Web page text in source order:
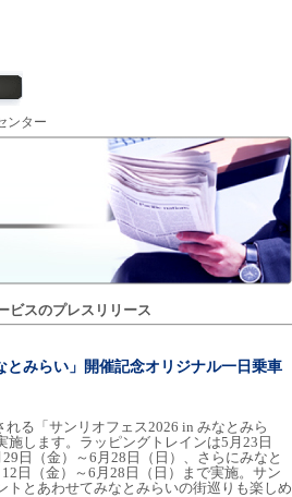
ンター
ビスのプレスリリース
とみらい」開催記念オリジナル一日乗車
る「サンリオフェス2026 in みなとみら
します。ラッピングトレインは5月23日
日（金）～6月28日（日）、さらにみなと
日（金）～6月28日（日）まで実施。サン
トとあわせてみなとみらいの街巡りも楽しめ